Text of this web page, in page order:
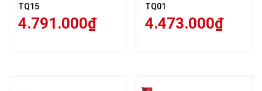
TQ15
4.791.000₫
TQ01
4.473.000₫